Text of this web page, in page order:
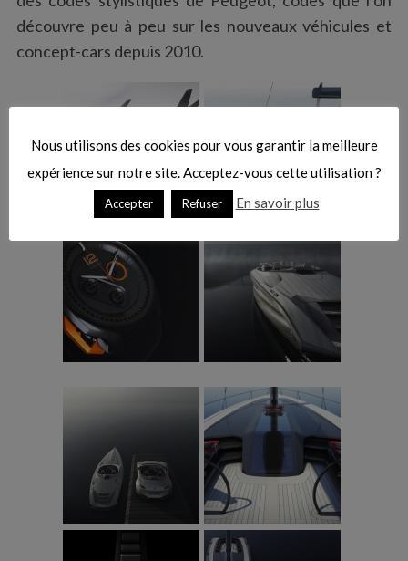
découvre peu à peu sur les nouveaux véhicules et
concept-cars depuis 2010.
Nous utilisons des cookies pour vous garantir la meilleure
expérience sur notre site. Acceptez-vous cette utilisation ?
Accepter Refuser En savoir plus